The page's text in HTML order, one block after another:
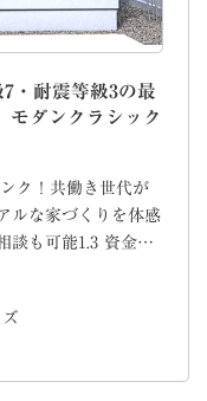
・耐震等級3の最
モダンクラシック
ク！共働き世代が
ルな家づくりを体感
談も可能1.3 資金…